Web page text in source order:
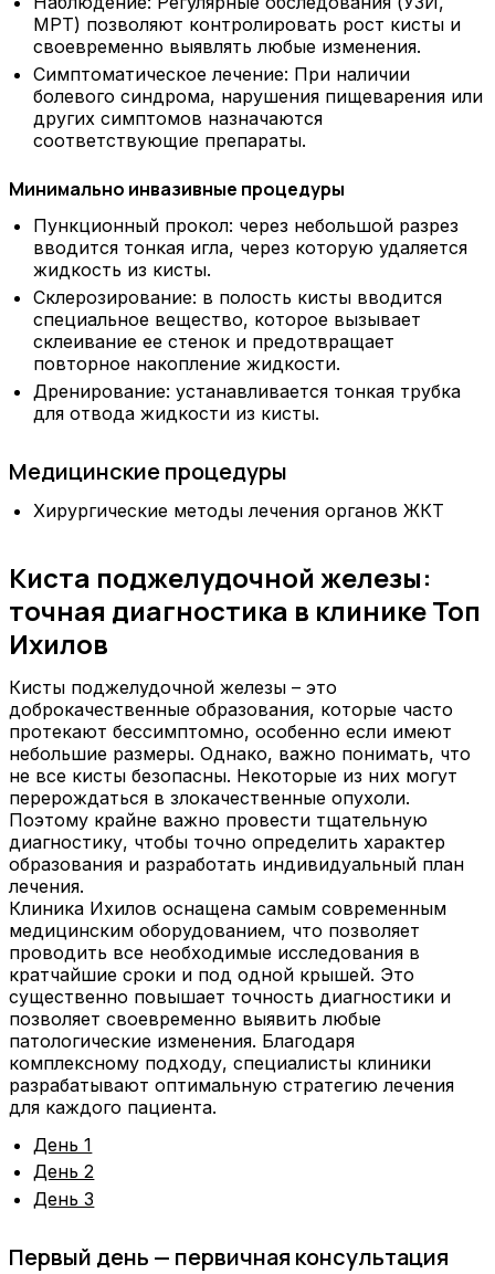
МРТ) позволяют контролировать рост кисты и
своевременно выявлять любые изменения.
Симптоматическое лечение: При наличии
болевого синдрома, нарушения пищеварения или
других симптомов назначаются
соответствующие препараты.
Минимально инвазивные процедуры
Пункционный прокол: через небольшой разрез
вводится тонкая игла, через которую удаляется
жидкость из кисты.
Склерозирование: в полость кисты вводится
специальное вещество, которое вызывает
склеивание ее стенок и предотвращает
повторное накопление жидкости.
Дренирование: устанавливается тонкая трубка
для отвода жидкости из кисты.
Медицинские процедуры
Хирургические методы лечения органов ЖКТ
Киста поджелудочной железы:
точная диагностика в клинике Топ
Ихилов
Кисты поджелудочной железы – это
доброкачественные образования, которые часто
протекают бессимптомно, особенно если имеют
небольшие размеры. Однако, важно понимать, что
не все кисты безопасны. Некоторые из них могут
перерождаться в злокачественные опухоли.
Поэтому крайне важно провести тщательную
диагностику, чтобы точно определить характер
образования и разработать индивидуальный план
лечения.
Клиника Ихилов оснащена самым современным
медицинским оборудованием, что позволяет
проводить все необходимые исследования в
кратчайшие сроки и под одной крышей. Это
существенно повышает точность диагностики и
позволяет своевременно выявить любые
патологические изменения. Благодаря
комплексному подходу, специалисты клиники
разрабатывают оптимальную стратегию лечения
для каждого пациента.
День 1
День 2
День 3
Первый день — первичная консультация